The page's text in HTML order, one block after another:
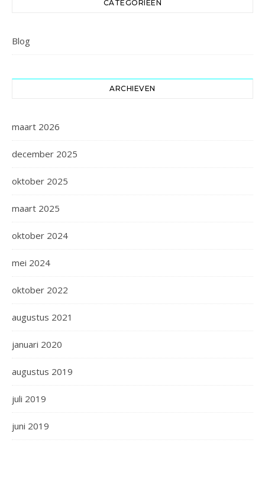
CATEGORIEËN
Blog
ARCHIEVEN
maart 2026
december 2025
oktober 2025
maart 2025
oktober 2024
mei 2024
oktober 2022
augustus 2021
januari 2020
augustus 2019
juli 2019
juni 2019